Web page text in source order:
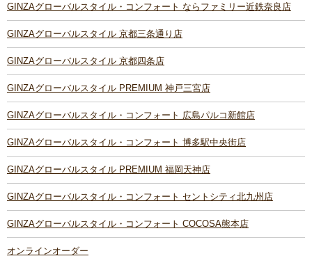
GINZAグローバルスタイル・コンフォート ならファミリー近鉄奈良店
GINZAグローバルスタイル 京都三条通り店
GINZAグローバルスタイル 京都四条店
GINZAグローバルスタイル PREMIUM 神戸三宮店
GINZAグローバルスタイル・コンフォート 広島パルコ新館店
GINZAグローバルスタイル・コンフォート 博多駅中央街店
GINZAグローバルスタイル PREMIUM 福岡天神店
GINZAグローバルスタイル・コンフォート セントシティ北九州店
GINZAグローバルスタイル・コンフォート COCOSA熊本店
オンラインオーダー